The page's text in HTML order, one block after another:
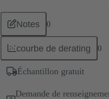
Notes 0
courbe de derating 0
Échantillon gratuit
Demande de